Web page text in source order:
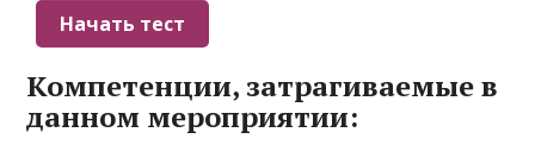
Компетенции, затрагиваемые в
данном мероприятии: